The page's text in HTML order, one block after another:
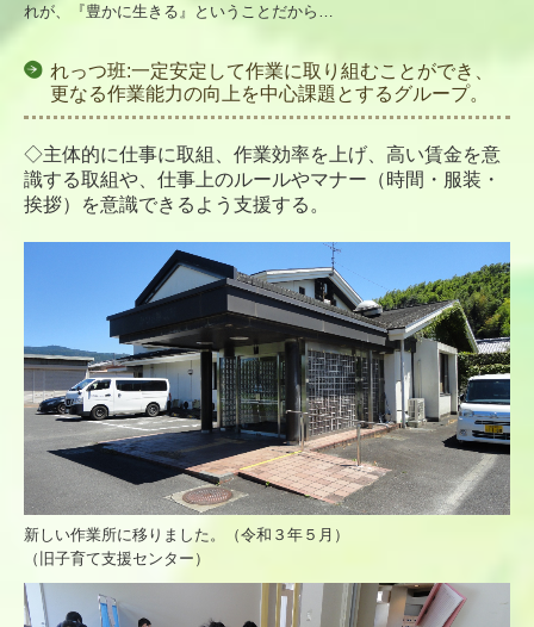
ブログ
採用情報
募集要項（正社員）
募集要項（パート）
家族会
お問合せ
プライバシーポリシー
れが、『豊かに生きる』ということだから…
れっつ班:一定安定して作業に取り組むことができ、
更なる作業能力の向上を中心課題とするグループ。
◇主体的に仕事に取組、作業効率を上げ、高い賃金を意
識する取組や、仕事上のルールやマナー（時間・服装・
挨拶）を意識できるよう支援する。
新しい作業所に移りました。（令和３年５月）
（旧子育て支援センター）